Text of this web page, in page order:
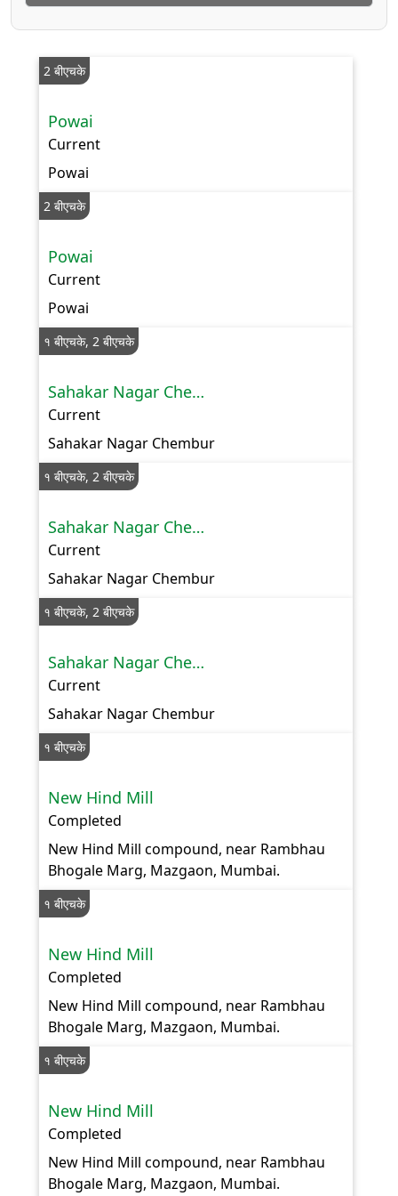
Powai
Powai
2 बीएचके
Current
Powai
Powai
2 बीएचके
Current
Sahakar Nagar Chembur
Sahakar Nagar Chembur
१ बीएचके, 2 बीएचके
Current
Sahakar Nagar Chembur
Sahakar Nagar Chembur
१ बीएचके, 2 बीएचके
Current
Sahakar Nagar Chembur
Sahakar Nagar Chembur
१ बीएचके, 2 बीएचके
Current
New Hind Mill
New Hind Mill compound, near Rambhau
Bhogale Marg, Mazgaon, Mumbai.
१ बीएचके
Completed
New Hind Mill
New Hind Mill compound, near Rambhau
Bhogale Marg, Mazgaon, Mumbai.
१ बीएचके
Completed
New Hind Mill
New Hind Mill compound, near Rambhau
Bhogale Marg, Mazgaon, Mumbai.
१ बीएचके
Completed